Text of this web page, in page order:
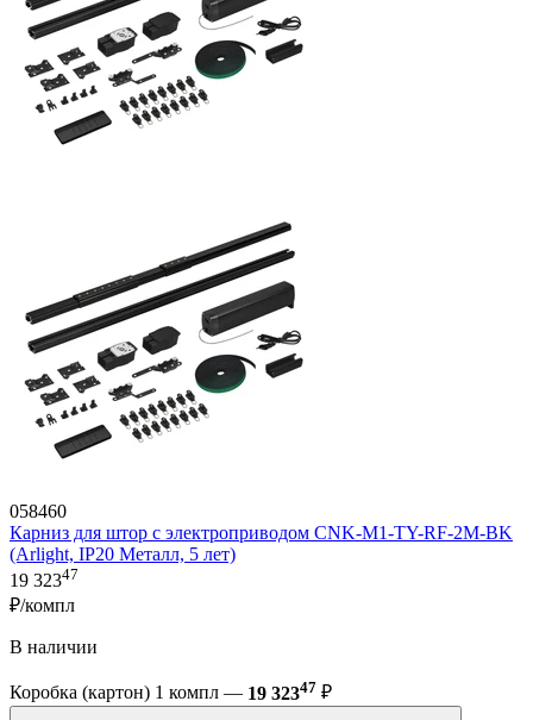
058460
Карниз для штор с электроприводом CNK-M1-TY-RF-2M-BK
(Arlight, IP20 Металл, 5 лет)
19 32347
₽/компл
В наличии
Коробка (картон) 1 компл — 19 32347 ₽